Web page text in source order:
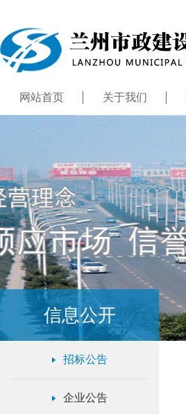
网站首页 关于我们
信息公开
招标公告
企业公告